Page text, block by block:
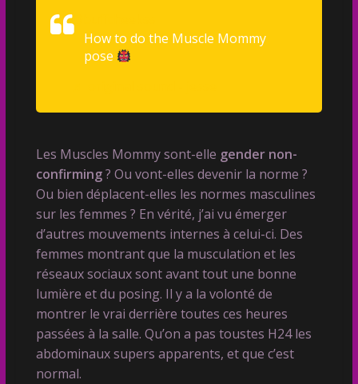
@buffcheekss
How to do the Muscle Mommy
pose
Les Muscles Mommy sont-elle gender non-
confirming? Ou vont-elles devenir la norme ?
Ou bien déplacent-elles les normes masculines
sur les femmes ? En vérité, j’ai vu émerger
d’autres mouvements internes à celui-ci. Des
femmes montrant que la musculation et les
réseaux sociaux sont avant tout une bonne
lumière et du posing. Il y a la volonté de
montrer le vrai derrière toutes ces heures
passées à la salle. Qu’on a pas toustes H24 les
abdominaux supers apparents, et que c’est
normal.